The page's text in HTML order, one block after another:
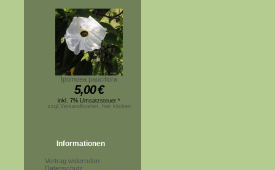
Ipomoea pauciflora
5,00€
inkl. 7% Umsatzsteuer *
zzgl.Versandkosten, hier klicken
Informationen
Vertrag widerrufen
Datenschutz